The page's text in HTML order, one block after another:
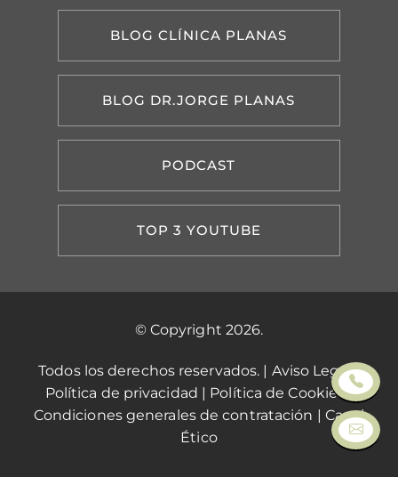
BLOG CLÍNICA PLANAS
BLOG DR.JORGE PLANAS
PODCAST
TOP 3 YOUTUBE
© Copyright 2026.
Todos los derechos reservados. | Aviso Legal|
Política de privacidad | Política de Cookies|
Condiciones generales de contratación | Canal
Ético